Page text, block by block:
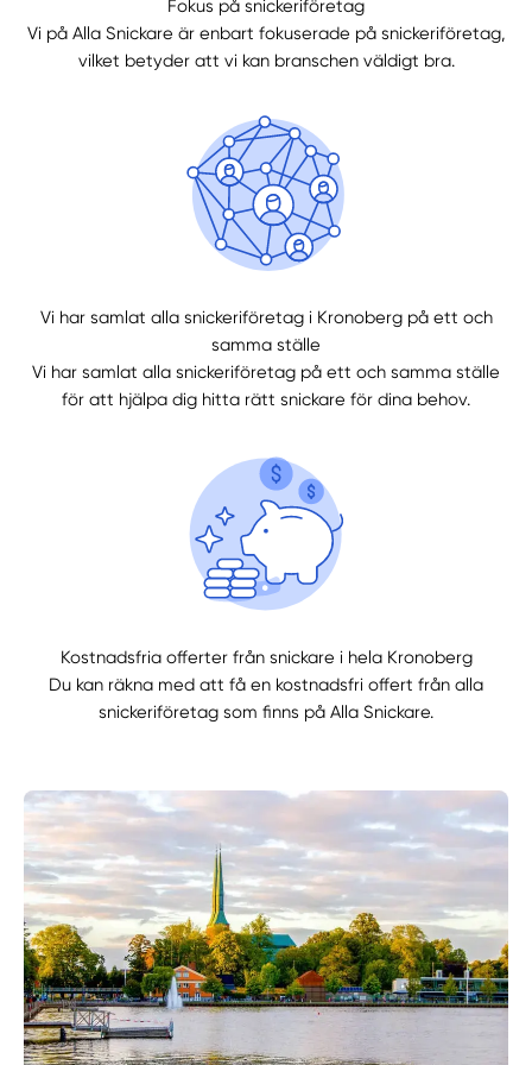
Välj tillvägagångssätt
Fokus på snickeriföretag
Vi på Alla Snickare är enbart fokuserade på snickeriföretag,
vilket betyder att vi kan branschen väldigt bra.
Vi har samlat alla snickeriföretag i Kronoberg på ett och
samma ställe
Vi har samlat alla snickeriföretag på ett och samma ställe
för att hjälpa dig hitta rätt snickare för dina behov.
Kostnadsfria offerter från snickare i hela Kronoberg
Du kan räkna med att få en kostnadsfri offert från alla
snickeriföretag som finns på Alla Snickare.